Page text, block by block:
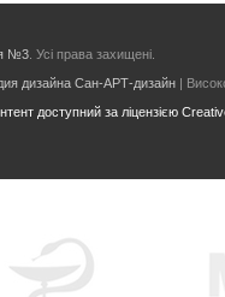
№3 . Усі права захищені.
дизайна Сан-АРТ-дизайн|
доступний за ліцензією